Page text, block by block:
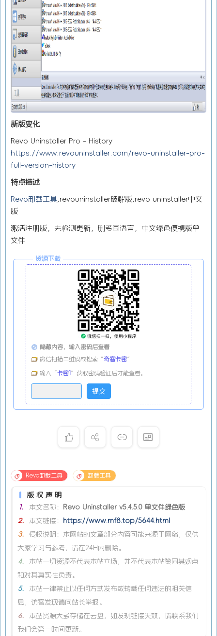
新版变化
Revo Uninstaller Pro - History
https://www.revouninstaller.com/revo-uninstaller-pro-
full-version-history
特点描述
Revo卸载工具,revouninstaller破解版,revo uninstaller中文
版
激活注册版，去检测更新，删多国语言，中文绿色便携版单
文件
资源下载
隐藏内容，输入密码后查看
微信扫描二维码或搜索“奇客卡密”
输入“卡密1 ”获取密码验证后才能查看。
Revo卸载工具 卸载工具
版权声明
1.
本文名称：
Revo Uninstaller v5.4.5.0 单文件绿色版
2.
本文链接：
https://www.mf8.top/5644.html
3.
侵权说明：本网站的文章部分内容可能来源于网络，仅供
大家学习与参考，请在24H内删除。
4.
本站一切资源不代表本站立场，并不代表本站赞同其观点
和对其真实性负责。
5.
本站一律禁止以任何方式发布或转载任何违法的相关信
息，访客发现请向站长举报。
6.
本站资源大多存储在云盘，如发现链接失效，请联系我们
我们会第一时间更新。